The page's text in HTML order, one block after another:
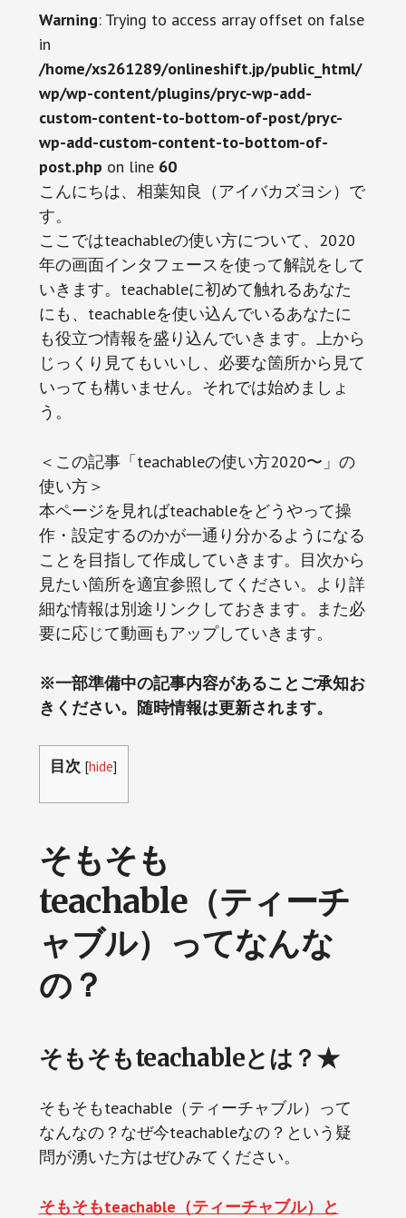
Warning: Trying to access array offset on false
in
/home/xs261289/onlineshift.jp/public_html/
wp/wp-content/plugins/pryc-wp-add-
custom-content-to-bottom-of-post/pryc-
wp-add-custom-content-to-bottom-of-
post.php on line 60
こんにちは、相葉知良（アイバカズヨシ）で
す。
ここではteachableの使い方について、2020
年の画面インタフェースを使って解説をして
いきます。teachableに初めて触れるあなた
にも、teachableを使い込んでいるあなたに
も役立つ情報を盛り込んでいきます。上から
じっくり見てもいいし、必要な箇所から見て
いっても構いません。それでは始めましょ
う。
＜この記事「teachableの使い方2020〜」の
使い方＞
本ページを見ればteachableをどうやって操
作・設定するのかが一通り分かるようになる
ことを目指して作成していきます。目次から
見たい箇所を適宜参照してください。より詳
細な情報は別途リンクしておきます。また必
要に応じて動画もアップしていきます。
※一部準備中の記事内容があることご承知お
きください。随時情報は更新されます。
目次 [hide]
そもそも
teachable（ティーチ
ャブル）ってなんな
の？
そもそもteachableとは？★
そもそもteachable（ティーチャブル）って
なんなの？なぜ今teachableなの？という疑
問が湧いた方はぜひみてください。
そもそもteachable（ティーチャブル）と